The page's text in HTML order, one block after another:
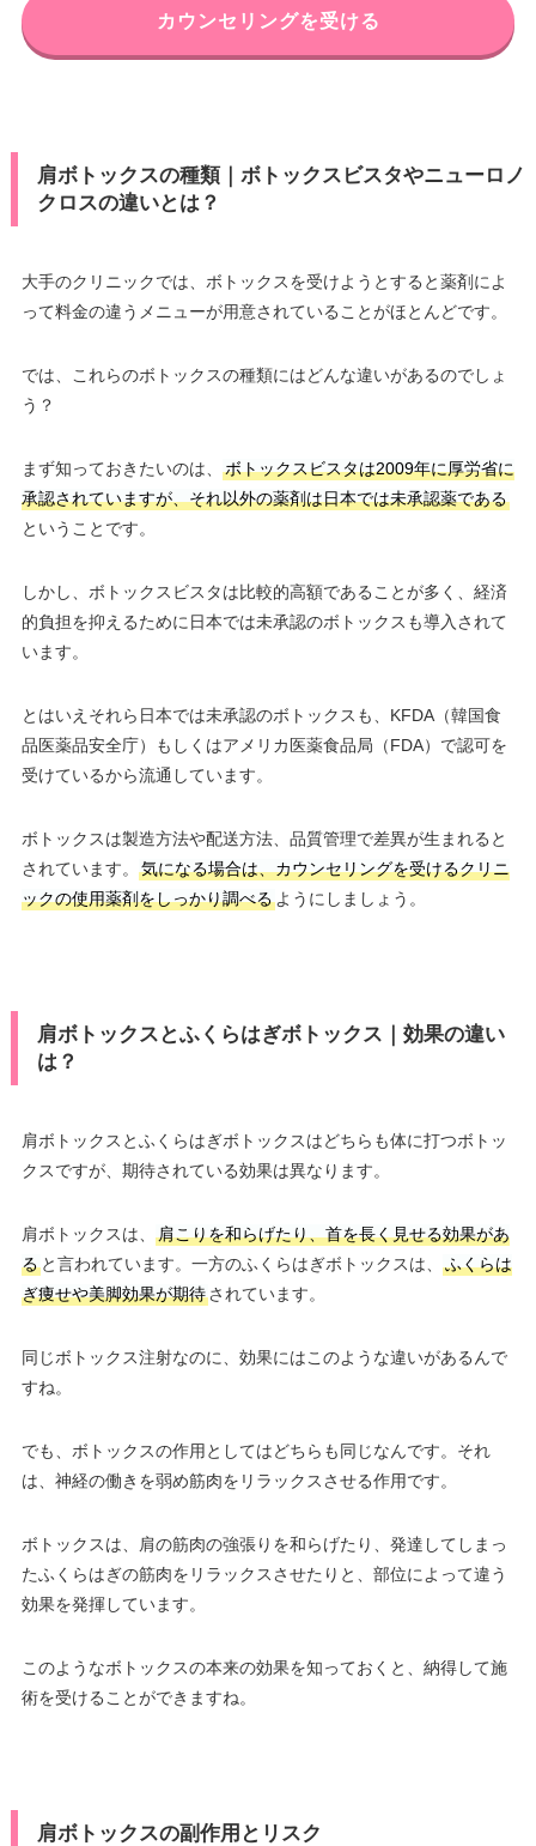
カウンセリングを受ける
肩ボトックスの種類｜ボトックスビスタやニューロノ
クロスの違いとは？
大手のクリニックでは、ボトックスを受けようとすると薬剤によ
って料金の違うメニューが用意されていることがほとんどです。
では、これらのボトックスの種類にはどんな違いがあるのでしょ
う？
まず知っておきたいのは、
ボトックスビスタは2009年に厚労省に
承認されていますが、それ以外の薬剤は日本では未承認薬である
ということです。
しかし、ボトックスビスタは比較的高額であることが多く、経済
的負担を抑えるために日本では未承認のボトックスも導入されて
います。
とはいえそれら日本では未承認のボトックスも、KFDA（韓国食
品医薬品安全庁）もしくはアメリカ医薬食品局（FDA）で認可を
受けているから流通しています。
ボトックスは製造方法や配送方法、品質管理で差異が生まれると
されています。
気になる場合は、カウンセリングを受けるクリニ
ックの使用薬剤をしっかり調べるようにしましょう。
肩ボトックスとふくらはぎボトックス｜効果の違い
は？
肩ボトックスとふくらはぎボトックスはどちらも体に打つボトッ
クスですが、期待されている効果は異なります。
肩ボトックスは、
肩こりを和らげたり、首を長く見せる効果があ
ると言われています。一方のふくらはぎボトックスは、
ふくらは
ぎ痩せや美脚効果が期待されています。
同じボトックス注射なのに、効果にはこのような違いがあるんで
すね。
でも、ボトックスの作用としてはどちらも同じなんです。それ
は、神経の働きを弱め筋肉をリラックスさせる作用です。
ボトックスは、肩の筋肉の強張りを和らげたり、発達してしまっ
たふくらはぎの筋肉をリラックスさせたりと、部位によって違う
効果を発揮しています。
このようなボトックスの本来の効果を知っておくと、納得して施
術を受けることができますね。
肩ボトックスの副作用とリスク